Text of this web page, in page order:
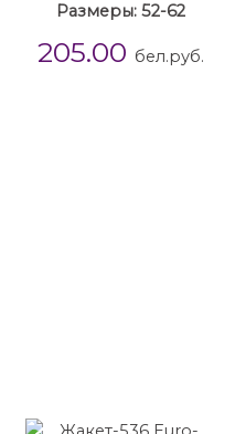
Размеры: 52-62
205.00 бел.руб.